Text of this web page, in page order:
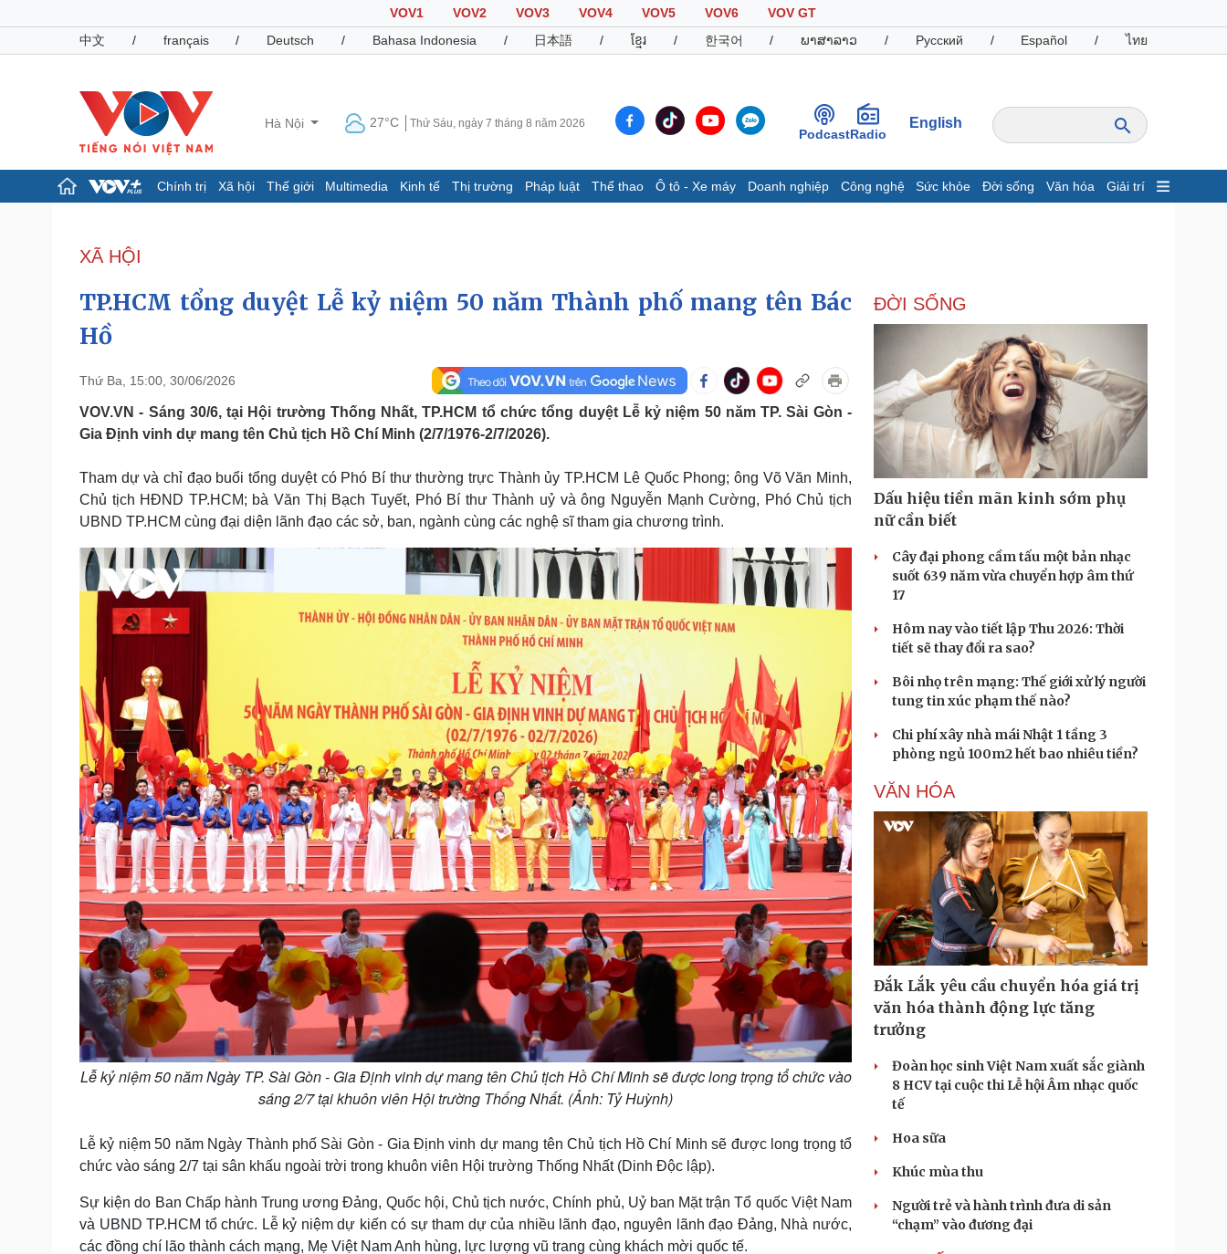
VOV1 VOV2 VOV3 VOV4 VOV5 VOV6
VOV GT
中文
/ français / Deutsch / Bahasa Indonesia / 日本語 / ខ្មែរ / 한국어 / ພາສາລາວ / Русский / Español / ไทย
Hà Nội 27°C Thứ Sáu, ngày 7 tháng 8 năm 2026
PodcastRadio
English
Chính trị Xã hội Thế giới Multimedia Kinh tế Thị trường Pháp luật Thể thao Ô tô - Xe máy Doanh nghiệp Công nghệ Sức khỏe Đời sống Văn hóa Giải trí
Đảng
Tổ chức nhân sự
Nhận diện sự thật
Dấu ấn VOV
E-Magazine
Infographic
Giá cà phê
Pháp luật
Tin nóng
Tư vấn luật
Việt Nam
Phân tích
Thể thao
Lịch thi đấu bóng đá
Thế giới thể thao
Hậu trường
Ô tô - Xe máy
Xe máy
Doanh nghiệp
Thông tin doanh nghiệp
Doanh nghiệp 24h
Doanh nhân
Vì cộng đồng
Công nghệ
Sành điệu
Tin Công nghệ
Trải nghiệm
Chuyển đổi số
Sức khỏe
Dinh dưỡng - món ngon
Cây thuốc
Sản phụ khoa
Nhi khoa
Nam khoa
Làm đẹp - giảm cân
Ăn sạch sống khỏe
Đời sống
Blog
Tình yêu - Gia đình
Văn hóa
Sân khấu - Điện ảnh
Văn học
Âm nhạc
Di sản
Giải trí
Thời trang
Sao Việt
Du lịch
Săn Tour
check-in
Podcast
Đọc truyện đêm khuya
Cửa sổ tình yêu
Cải chính
XÃ HỘI
TP.HCM tổng duyệt Lễ kỷ niệm 50 năm Thành phố mang tên Bác
Hồ
Thứ Ba, 15:00, 30/06/2026
VOV.VN - Sáng 30/6, tại Hội trường Thống Nhất, TP.HCM tổ chức tổng duyệt Lễ kỷ niệm 50 năm TP. Sài Gòn -
Gia Định vinh dự mang tên Chủ tịch Hồ Chí Minh (2/7/1976-2/7/2026).
Tham dự và chỉ đạo buổi tổng duyệt có Phó Bí thư thường trực Thành ủy TP.HCM Lê Quốc Phong; ông Võ Văn Minh,
Chủ tịch HĐND TP.HCM; bà Văn Thị Bạch Tuyết, Phó Bí thư Thành uỷ và ông Nguyễn Mạnh Cường, Phó Chủ tịch
UBND TP.HCM cùng đại diện lãnh đạo các sở, ban, ngành cùng các nghệ sĩ tham gia chương trình.
Lễ kỷ niệm 50 năm Ngày TP. Sài Gòn - Gia Định vinh dự mang tên Chủ tịch Hồ Chí Minh sẽ được long trọng tổ chức vào
sáng 2/7 tại khuôn viên Hội trường Thống Nhất. (Ảnh: Tỷ Huỳnh)
Lễ kỷ niệm 50 năm Ngày Thành phố Sài Gòn - Gia Định vinh dự mang tên Chủ tịch Hồ Chí Minh sẽ được long trọng tổ
chức vào sáng 2/7 tại sân khấu ngoài trời trong khuôn viên Hội trường Thống Nhất (Dinh Độc lập).
Sự kiện do Ban Chấp hành Trung ương Đảng, Quốc hội, Chủ tịch nước, Chính phủ, Uỷ ban Mặt trận Tổ quốc Việt Nam
và UBND TP.HCM tổ chức. Lễ kỷ niệm dự kiến có sự tham dự của nhiều lãnh đạo, nguyên lãnh đạo Đảng, Nhà nước,
các đồng chí lão thành cách mạng, Mẹ Việt Nam Anh hùng, lực lượng vũ trang cùng khách mời quốc tế.
ĐỜI SỐNG
Dấu hiệu tiền mãn kinh sớm phụ
nữ cần biết
Cây đại phong cầm tấu một bản nhạc
suốt 639 năm vừa chuyển hợp âm thứ
17
Hôm nay vào tiết lập Thu 2026: Thời
tiết sẽ thay đổi ra sao?
Bôi nhọ trên mạng: Thế giới xử lý người
tung tin xúc phạm thế nào?
Chi phí xây nhà mái Nhật 1 tầng 3
phòng ngủ 100m2 hết bao nhiêu tiền?
VĂN HÓA
Đắk Lắk yêu cầu chuyển hóa giá trị
văn hóa thành động lực tăng
trưởng
Đoàn học sinh Việt Nam xuất sắc giành
8 HCV tại cuộc thi Lễ hội Âm nhạc quốc
tế
Hoa sữa
Khúc mùa thu
Người trẻ và hành trình đưa di sản
“chạm” vào đương đại